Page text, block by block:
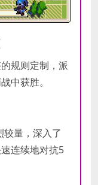
规则定制，派
中获胜。
量，深入了
连续地对抗5